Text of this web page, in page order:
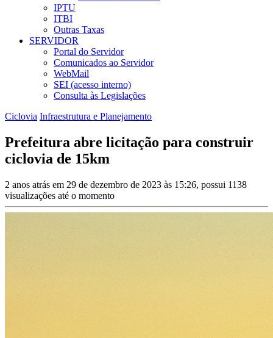
IPTU
ITBI
Outras Taxas
SERVIDOR
Portal do Servidor
Comunicados ao Servidor
WebMail
SEI (acesso interno)
Consulta às Legislações
Ciclovia Infraestrutura e Planejamento
Prefeitura abre licitação para construir
ciclovia de 15km
2 anos atrás em 29 de dezembro de 2023 às 15:26, possui 1138
visualizações até o momento